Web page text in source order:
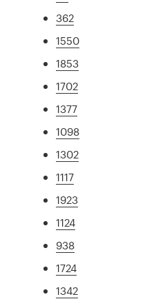
362
1550
1853
1702
1377
1098
1302
1117
1923
1124
938
1724
1342